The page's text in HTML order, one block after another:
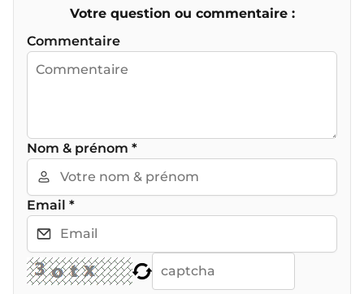
Votre question ou commentaire :
Commentaire
Nom & prénom *
Email *